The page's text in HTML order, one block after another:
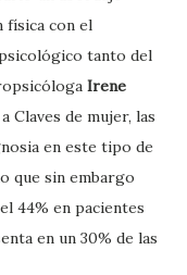
física con el
tanto del
Irene
Claves de mujer, las
en este tipo de
que sin embargo
44% en pacientes
en un 30% de las